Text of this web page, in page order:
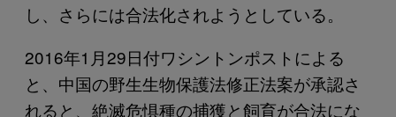
し、さらには合法化されようとしている。
2016年1月29日付ワシントンポストによる
と、中国の野生生物保護法修正法案が承認さ
れると、絶滅危惧種の捕獲と飼育が合法にな